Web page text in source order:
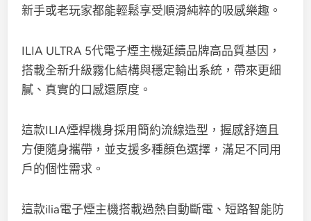
新手或老玩家都能輕鬆享受順滑純粹的吸感樂趣。
ILIA ULTRA 5代電子煙主機延續品牌高品質基因，
搭載全新升級霧化結構與穩定輸出系統，帶來更細
膩、真實的口感還原度。
這款ILIA煙桿機身採用簡約流線造型，握感舒適且
方便隨身攜帶，並支援多種顏色選擇，滿足不同用
戶的個性需求。
這款ilia電子煙主機搭載過熱自動斷電、短路智能防